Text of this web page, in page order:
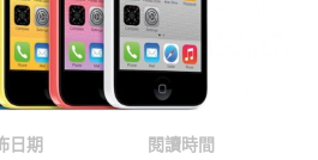
日期
閱讀時間